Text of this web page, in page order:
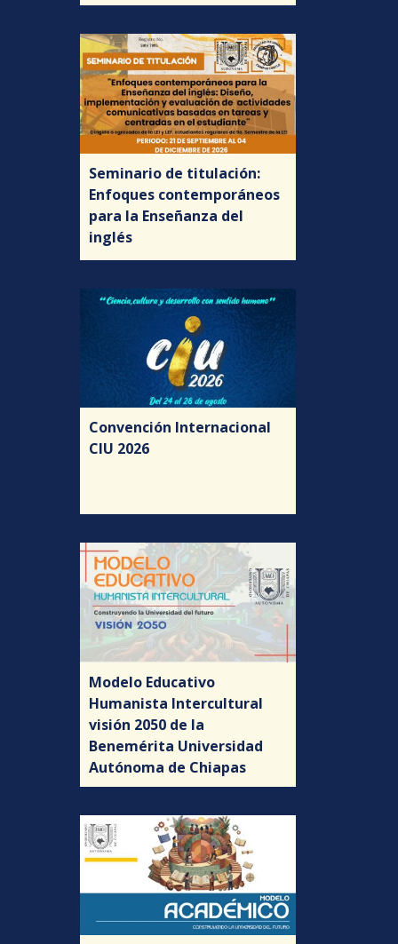
Seminario de titulación:
Enfoques contemporáneos
para la Enseñanza del
inglés
Convención Internacional
CIU 2026
Modelo Educativo
Humanista Intercultural
visión 2050 de la
Benemérita Universidad
Autónoma de Chiapas